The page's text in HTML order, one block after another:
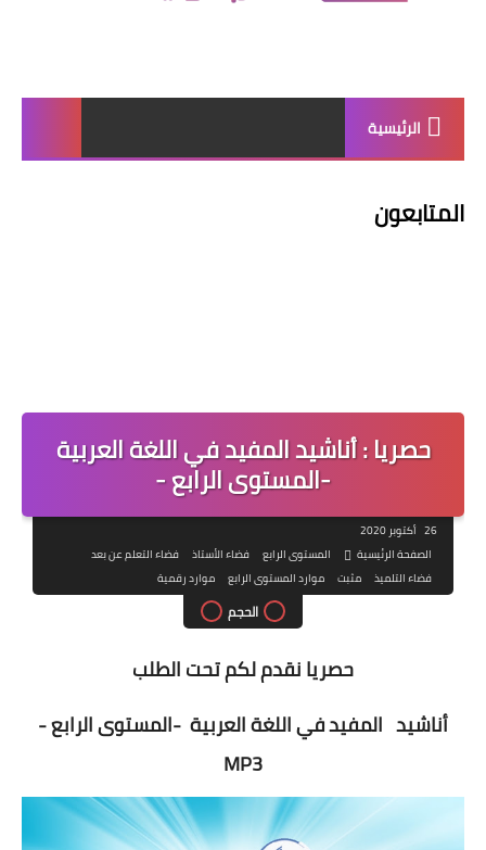
الرئيسية
المتابعون
حصريا : أناشيد المفيد في اللغة العربية
-المستوى الرابع -
26 أكتوبر 2020
الصفحة الرئيسية
المستوى الرابع فضاء الأستاذ
فضاء التعلم عن بعد
فضاء التلميذ
مثبت موارد المستوى الرابع موارد رقمية
الحجم
حصريا نقدم لكم تحت الطلب
أناشيد المفيد في اللغة العربية -المستوى الرابع -
MP3